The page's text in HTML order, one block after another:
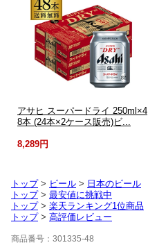
アサヒ スーパードライ 250ml×4
8本 (24本×2ケース販売)ビ...
8,289円
トップ> ビール > 日本のビール
トップ> 最安値に挑戦中
トップ> 楽天ランキング1位商品
トップ> 高評価レビュー
商品番号：301335-48